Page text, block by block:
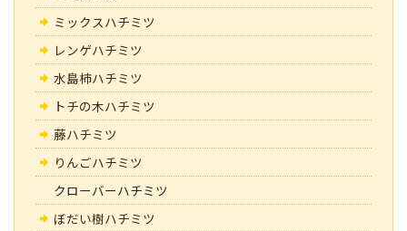
ミックスハチミツ
レンゲハチミツ
水島柿ハチミツ
トチの木ハチミツ
藤ハチミツ
りんごハチミツ
クローバーハチミツ
ぼだい樹ハチミツ